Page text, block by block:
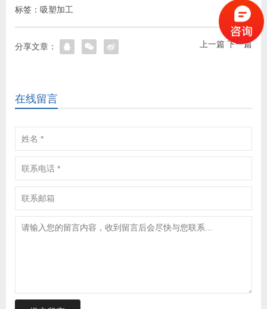
标签： 吸塑加工
上一篇 下一篇
分享文章：
在线留言